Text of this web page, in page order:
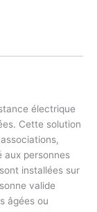
électrique
Cette solution
aux personnes
installées sur
valide
âgées ou